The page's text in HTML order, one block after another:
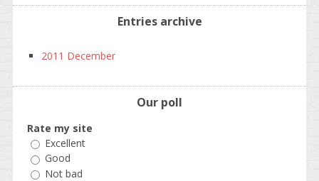
Entries archive
2011 December
Our poll
Rate my site
Excellent
Good
Not bad